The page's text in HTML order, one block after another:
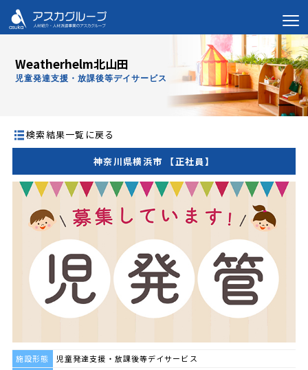
Weatherhelm北山田
児童発達支援・放課後等デイサービス
検索結果一覧に戻る
神奈川県横浜市 【正社員】
施設形態
児童発達支援・放課後等デイサービス